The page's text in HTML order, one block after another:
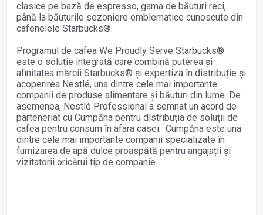
clasice pe bază de espresso, gama de băuturi reci,
până la băuturile sezoniere emblematice cunoscute din
cafenelele Starbucks®.
Programul de cafea We Proudly Serve Starbucks®
este o soluție integrată care combină puterea și
afinitatea mărcii Starbucks® și expertiza în distribuție și
acoperirea Nestlé, una dintre cele mai importante
companii de produse alimentare și băuturi din lume. De
asemenea, Nestlé Professional a semnat un acord de
parteneriat cu Cumpăna pentru distribuția de soluții de
cafea pentru consum în afara casei. Cumpăna este una
dintre cele mai importante companii specializate în
furnizarea de apă dulce proaspătă pentru angajații și
vizitatorii oricărui tip de companie.